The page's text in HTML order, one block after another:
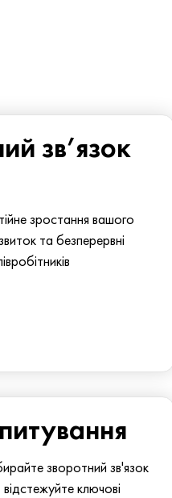
зв’язок
зростання вашого
та безперервні
зворотний зв'язок
ключові